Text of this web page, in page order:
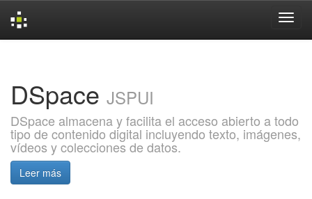
DSpace JSPUI
DSpace almacena y facilita el acceso abierto a todo
tipo de contenido digital incluyendo texto, imágenes,
vídeos y colecciones de datos.
Leer más